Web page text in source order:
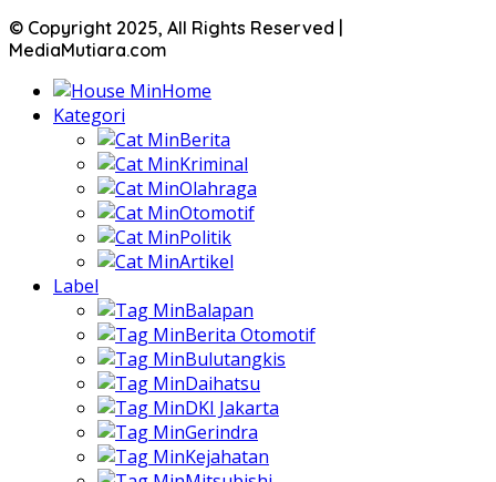
© Copyright 2025, All Rights Reserved |
MediaMutiara.com
Home
Kategori
Berita
Kriminal
Olahraga
Otomotif
Politik
Artikel
Label
Balapan
Berita Otomotif
Bulutangkis
Daihatsu
DKI Jakarta
Gerindra
Kejahatan